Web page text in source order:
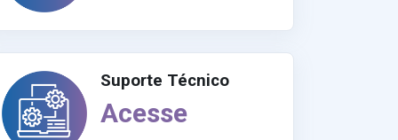
Suporte Técnico
Acesse